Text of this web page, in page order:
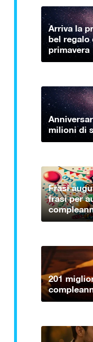
Arriva la
bel regalo
primavera
milioni di
Frasi
frasi per
201